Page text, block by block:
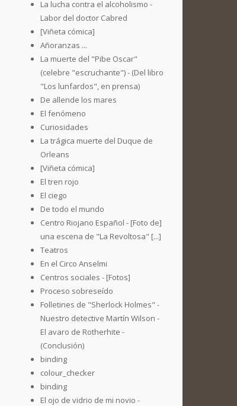
La lucha contra el alcoholismo -
Labor del doctor Cabred
[Viñeta cómica]
Añoranzas ...
La muerte del "Pibe Oscar"
(celebre "escruchante") - (Del libro
"Los lunfardos", en prensa)
De allende los mares
El fenómeno
Curiosidades
La trágica muerte del Duque de
Orleans
[Viñeta cómica]
El tren rojo
El ciego
De todo el mundo
Centro Riojano Español - [Foto de]
una escena de "La Revoltosa" [...]
Teatros
En el Circo Anselmi
Centros sociales - [Fotos]
Proceso sobreseído
Folletines de "Sherlock Holmes" -
Nuestro detective Martín Wilson -
El avaro de Rotherhite -
(Conclusión)
binding
colour_checker
binding
El ojo de vidrio de mi novio -